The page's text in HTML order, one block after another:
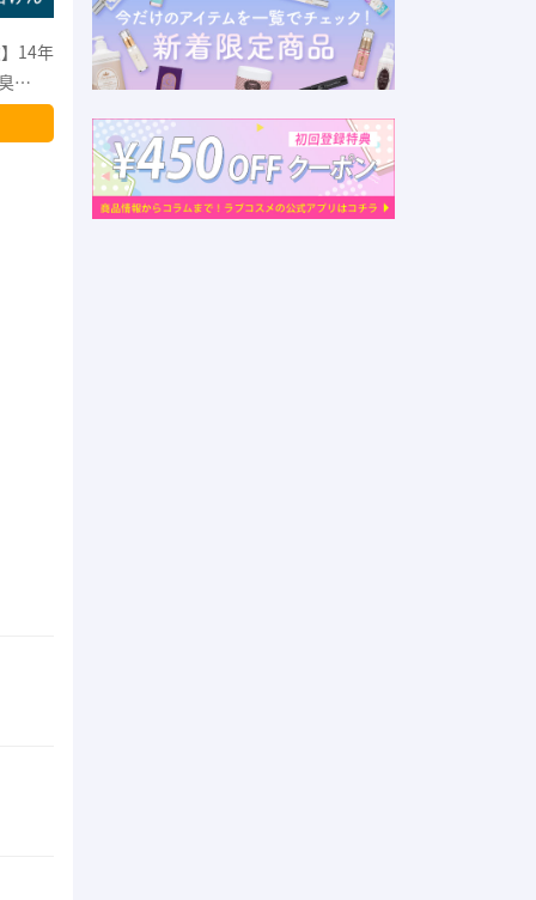
…。
…
肌のハリ、ぎっしり感を磨く バスト集中
マッサージ用ジェル
商品を見る